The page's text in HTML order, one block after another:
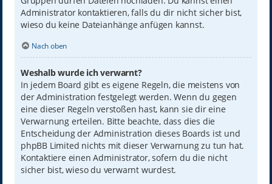
Administrator kontaktieren, falls du dir nicht sicher bist,
wieso du keine Dateianhänge anfügen kannst.
Nach oben
Weshalb wurde ich verwarnt?
In jedem Board gibt es eigene Regeln, die meistens von
der Administration festgelegt werden. Wenn du gegen
eine dieser Regeln verstoßen hast, kann sie dir eine
Verwarnung erteilen. Bitte beachte, dass dies die
Entscheidung der Administration dieses Boards ist und
phpBB Limited nichts mit dieser Verwarnung zu tun hat.
Kontaktiere einen Administrator, sofern du die nicht
sicher bist, wieso du verwarnt wurdest.